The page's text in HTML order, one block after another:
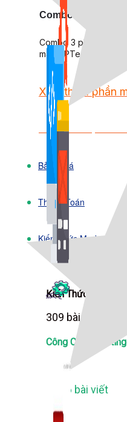
Kiến Thức Website
309 bài viết
Combo Special
Combo 3 phần mềm
mà ATPTeam triển khai.
Xem thêm phần
Xem thêm phần
Bảng Giá
Thanh Toán
Kiến Thức Marketing
Công Cụ Marketing
1,066 bài viết